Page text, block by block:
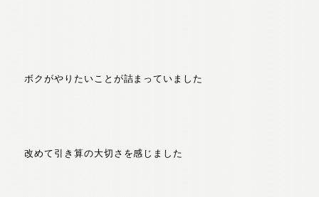
ボクがやりたいことが詰まっていました
改めて引き算の大切さを感じました